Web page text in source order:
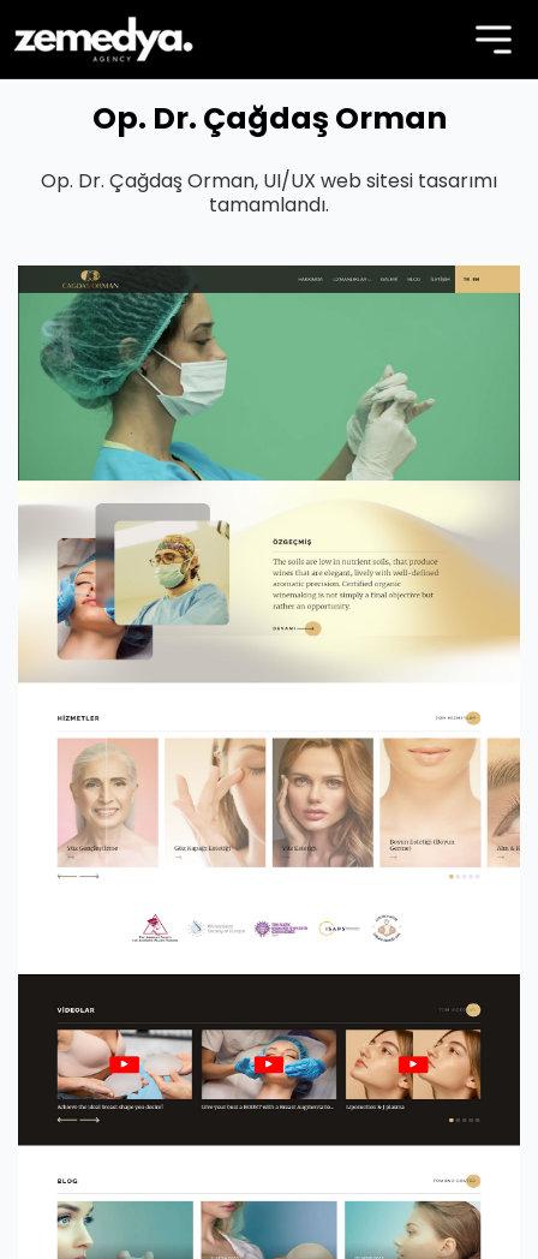
Op. Dr. Çağdaş Orman
Op. Dr. Çağdaş Orman, UI/UX web sitesi tasarımı
tamamlandı.